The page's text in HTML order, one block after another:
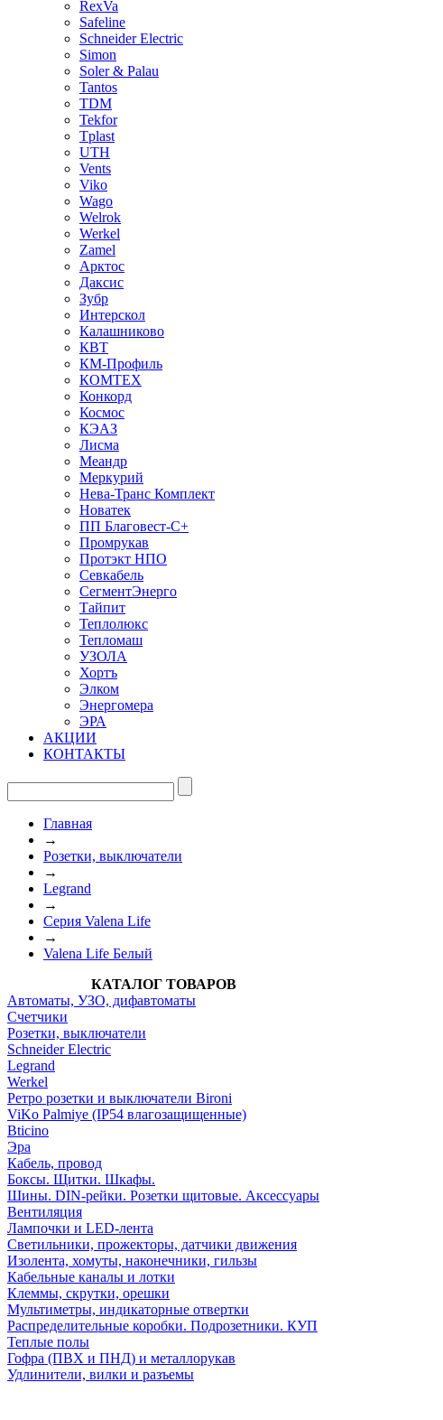
RexVa
Safeline
Schneider Electric
Simon
Soler & Palau
Tantos
TDM
Tekfor
Tplast
UTH
Vents
Viko
Wago
Welrok
Werkel
Zamel
Арктос
Даксис
Зубр
Интерскол
Калашниково
КВТ
КМ-Профиль
КОМТЕХ
Конкорд
Космос
КЭАЗ
Лисма
Меандр
Меркурий
Нева-Транс Комплект
Новатек
ПП Благовест-С+
Промрукав
Протэкт НПО
Севкабель
СегментЭнерго
Тайпит
Теплолюкс
Тепломаш
УЗОЛА
Хортъ
Элком
Энергомера
ЭРА
АКЦИИ
КОНТАКТЫ
Главная
→
Розетки, выключатели
→
Legrand
→
Серия Valena Life
→
Valena Life Белый
КАТАЛОГ ТОВАРОВ
Автоматы, УЗО, дифавтоматы
Счетчики
Розетки, выключатели
Schneider Electric
Legrand
Werkel
Ретро розетки и выключатели Bironi
ViKo Palmiye (IP54 влагозащищенные)
Bticino
Эра
Кабель, провод
Боксы. Щитки. Шкафы.
Шины. DIN-рейки. Розетки щитовые. Аксессуары
Вентиляция
Лампочки и LED-лента
Светильники, прожекторы, датчики движения
Изолента, хомуты, наконечники, гильзы
Кабельные каналы и лотки
Клеммы, скрутки, орешки
Мультиметры, индикаторные отвертки
Распределительные коробки. Подрозетники. КУП
Теплые полы
Гофра (ПВХ и ПНД) и металлорукав
Удлинители, вилки и разъемы